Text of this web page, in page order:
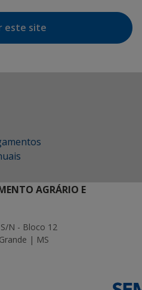
este site
AGRÁRIO E
N - Bloco 12
| MS